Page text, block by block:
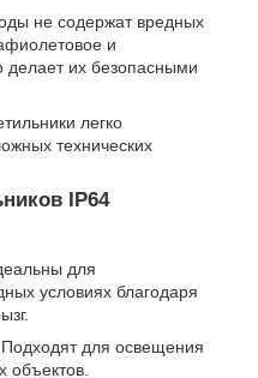
не содержат вредных
и
делает их безопасными
легко
технических
IP64
для
условиях благодаря
для освещения
объектов.